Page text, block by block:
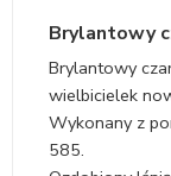
Brylantowy
Brylantowy
wielbicielek
Wykonany z
585.